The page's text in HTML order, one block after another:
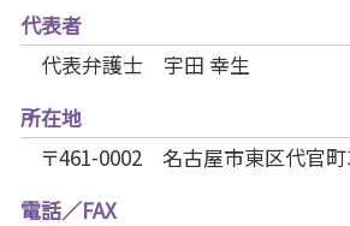
代表者
代表弁護士 宇田 幸生
所在地
〒461-0002 名古屋市東区代官町
電話／FAX